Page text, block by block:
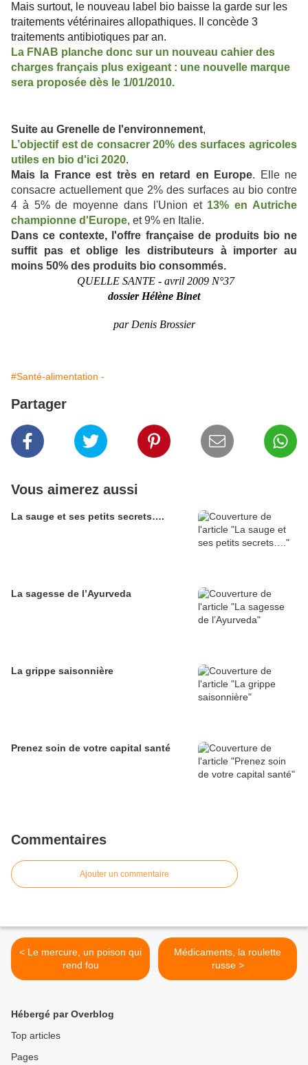
Mais surtout, le nouveau label bio baisse la garde sur les
traitements vétérinaires allopathiques. Il concède 3
traitements antibiotiques par an.
La FNAB planche donc sur un nouveau cahier des
charges français plus exigeant : une nouvelle marque
sera proposée dès le 1/01/2010.
Suite au Grenelle de l'environnement,
L’objectif est de consacrer 20% des surfaces agricoles
utiles en bio d'ici 2020.
Mais la France est très en retard en Europe. Elle ne
consacre actuellement que 2% des surfaces au bio contre
4 à 5% de moyenne dans l'Union et 13% en Autriche
championne d'Europe, et 9% en Italie.
Dans ce contexte, l'offre française de produits bio ne
suffit pas et oblige les distributeurs à importer au
moins 50% des produits bio consommés.
QUELLE SANTE - avril 2009 N°37
dossier Hélène Binet
par Denis Brossier
#Santé-alimentation -
Partager
Vous aimerez aussi
La sauge et ses petits secrets….
La sagesse de l’Ayurveda
La grippe saisonnière
Prenez soin de votre capital santé
Commentaires
Ajouter un commentaire
< Le mercure, un poison qui
rend fou
Médicaments, la roulette
russe >
Hébergé par Overblog
Top articles
Pages